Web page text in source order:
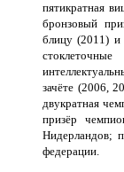
пятикратная
бронзовый
блицу (2011) и
зачёте (2006,
двукратная
призёр
Нидерландов;
федерации.